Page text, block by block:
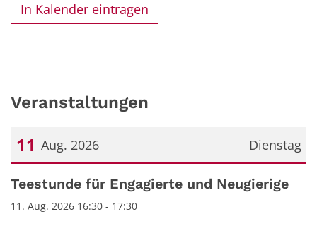
In Kalender eintragen
Veranstaltungen
Dienstag
11 Aug. 2026
Datum: 11. August 2026
Teestunde für Engagierte und Neugierige
11. Aug. 2026 16:30 - 17:30